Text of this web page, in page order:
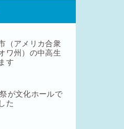
（アメリカ合衆
ワ州）の中高生
す
が文化ホールで
た